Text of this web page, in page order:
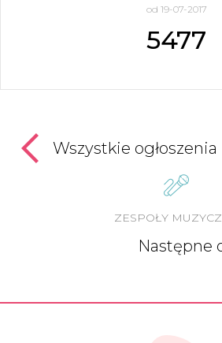
od 19-07-2017
5477
Wszystkie ogłoszenia
ZESPOŁY
Następne